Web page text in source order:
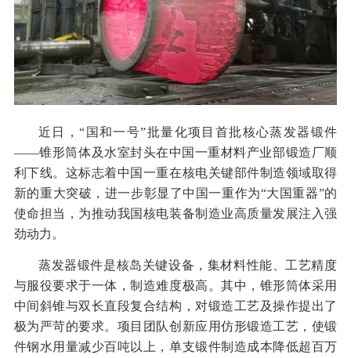
近日，“国和一号”批量化项目首批核心蒸发器锻件
——锥形筒体及水室封头在中国一重材料产业部锻造厂顺
利下线。这标志着中国一重在核电关键部件制造领域取得
新的重大突破，进一步彰显了中国一重作为“大国重器”的
使命担当，为推动我国核电装备制造业高质量发展注入强
劲动力。
蒸发器锻件是核岛关键设备，集材料性能、工艺精度
与服役要求于一体，制造难度极高。其中，锥形筒体采用
中间斜锥与双长直段复合结构，对锻造工艺及操作提出了
极为严苛的要求。项目团队创新应用仿形锻造工艺，使锻
件钢水用量减少百吨以上，单支锻件制造成本降低超百万